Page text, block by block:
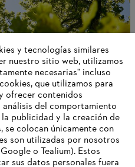
y tecnologías similares
nuestro sitio web, utilizamos
necesarias" incluso
que utilizamos para
ofrecer contenidos
del comportamiento
publicidad y la creación de
se colocan únicamente con
son utilizadas por nosotros
o Tealium). Estos
sus datos personales fuera